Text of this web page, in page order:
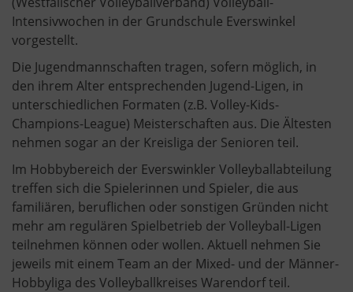
Intensivwochen in der Grundschule Everswinkel
vorgestellt.
Die Jugendmannschaften tragen, sofern möglich, in
den ihrem Alter entsprechenden Jugend-Ligen, in
unterschiedlichen Formaten (z.B. Volley-Kids-
Champions-League) Meisterschaften aus. Die Ältesten
nehmen sogar an der Kreisliga der Senioren teil.
Im Hobbybereich der Everswinkler Volleyballabteilung
treffen sich die Spielerinnen und Spieler, die aus
familiären, beruflichen oder sonstigen Gründen nicht
mehr am regulären Spielbetrieb der Volleyball-Ligen
teilnehmen können oder wollen. Aktuell nehmen Sie
jeweils mit einem Team an der Mixed- und der Männer-
Hobbyliga des Volleyballkreises Warendorf teil.